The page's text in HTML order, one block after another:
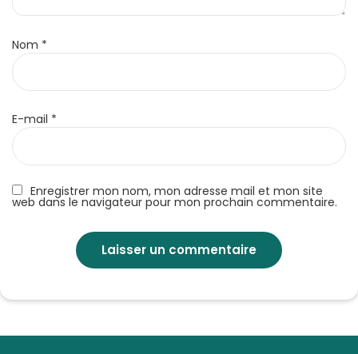
Enregistrer mon nom, mon adresse mail et mon site
web dans le navigateur pour mon prochain commentaire.
Nom *
E-mail *